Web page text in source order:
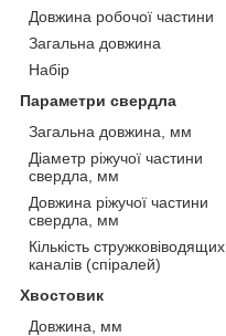
Довжина робочої частини
Загальна довжина
Набір
Параметри свердла
Загальна довжина, мм
Діаметр ріжучої частини
свердла, мм
Довжина ріжучої частини
свердла, мм
Кількість стружковіводящих
каналів (спіралей)
Хвостовик
Довжина, мм